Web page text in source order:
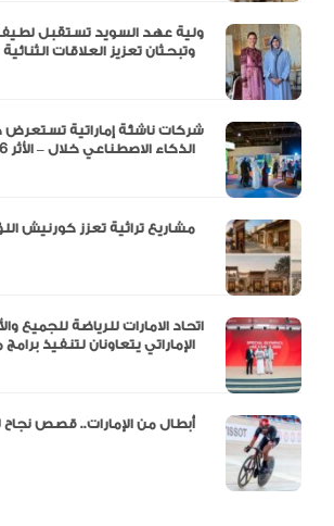
ولية عهد السويد تستقبل
شركات ناشئة إماراتية
اتحاد الامارات للرياضة للجميع